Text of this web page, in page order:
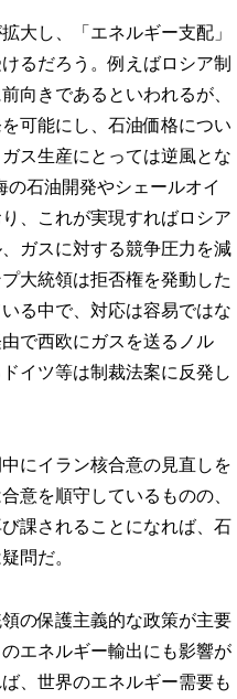
大し、「エネルギー支配」
るだろう。例えばロシア制
向きであるといわれるが、
可能にし、石油価格につい
ス生産にとっては逆風とな
石油開発やシェールオイ
、これが実現すればロシア
ガスに対する競争圧力を減
大統領は拒否権を発動した
る中で、対応は容易ではな
で西欧にガスを送るノル
イツ等は制裁法案に反発し
にイラン核合意の見直しを
意を順守しているものの、
課されることになれば、石
問だ。
の保護主義的な政策が主要
エネルギー輸出にも影響が
、世界のエネルギー需要も